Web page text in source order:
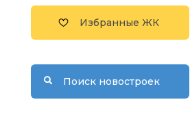
Избранные ЖК
Поиск новостроек